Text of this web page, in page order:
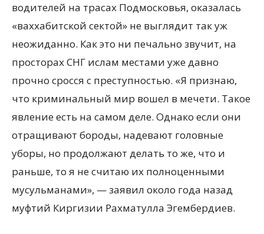
водителей на трасах Подмосковья, оказалась
«ваххабитской сектой» не выглядит так уж
неожиданно. Как это ни печально звучит, на
просторах СНГ ислам местами уже давно
прочно сросся с преступностью. «Я признаю,
что криминальный мир вошел в мечети. Такое
явление есть на самом деле. Однако если они
отращивают бороды, надевают головные
уборы, но продолжают делать то же, что и
раньше, то я не считаю их полноценными
мусульманами», — заявил около года назад
муфтий Киргизии Рахматулла Эгембердиев.